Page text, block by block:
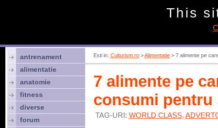
Esti in: Culturism.ro>Alimentatie> 7 alimente pe
7 alimente pe
consumi pentru
TAG-URI: WORLD CLASS,
antrenament
alimentatie
anatomie
fitness
diverse
forum
This